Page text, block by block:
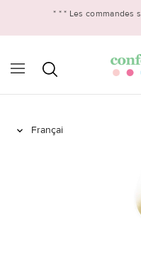
* * * Les commandes
